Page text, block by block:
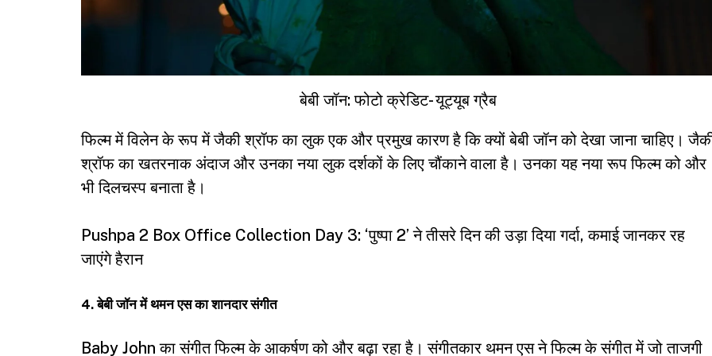
बेबी जॉन: फोटो क्रेडिट- यूट्यूब ग्रैब
फिल्म में विलेन के रूप में जैकी श्रॉफ का लुक एक और प्रमुख कारण है कि क्यों बेबी जॉन को देखा जाना चाहिए।
श्रॉफ का खतरनाक अंदाज और उनका नया लुक दर्शकों के लिए चौंकाने वाला है। उनका यह नया रूप फिल्म को और
भी दिलचस्प बनाता है।
Pushpa 2 Box Office Collection Day 3: ‘पुष्पा 2’ ने तीसरे दिन की उड़ा दिया गर्दा, कमाई जानकर रह
जाएंगे हैरान
4. बेबी जॉन में थमन एस का शानदार संगीत
Baby John का संगीत फिल्म के आकर्षण को और बढ़ा रहा है। संगीतकार थमन एस ने फिल्म के संगीत में जो ताजगी